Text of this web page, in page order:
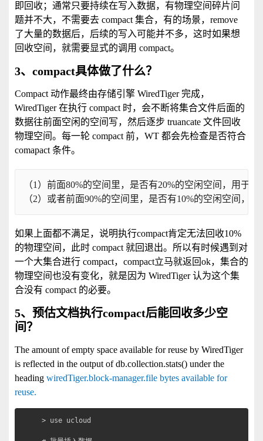
即回收；通常只要持续在写入数据，有物理空间碎片问
题并不大，不需要去 compact 集合，有的场景，remove
了大量的数据后，后续的写入可能并不多，这时如果想
回收空间，就需要显式的调用 compact。
3、compact具体做了什么？
Compact 动作最终由存储引擎 WiredTiger 完成，
WiredTiger 在执行 compact 时，会不断将集合文件后面的
数据往前面空闲的空间写，然后逐步 truancate 文件回收
物理空间。每一轮 compact 前，WT 都会先检查是否符合
comapact 条件。
（1）前面80%的空间里，是否有20%的空闲空间，用于
（2）或者前面90%的空间里，是否有10%的空闲空间，
如果上面都不满足，说明执行compact肯定无法回收10%
的物理空间，此时 compact 就回退出。所以有时候遇到对
一个大集合进行 compact，compact立马就返回ok，集合的
物理空间也没有变化，就是因为 WiredTiger 认为这个集
合没有 compact 的必要。
5、预估文档执行compact后能回收多少空
间？
The amount of empty space available for reuse by WiredTiger
is reflected in the output of db.collection.stats() under the
heading wiredTiger.block-manager.file bytes available for
reuse.
> use ucloud